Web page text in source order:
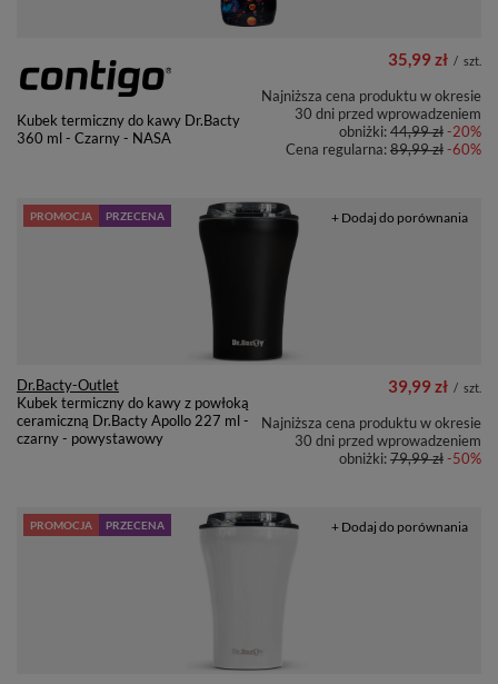
Kubek termiczny do kawy Dr.Bacty
360 ml - Czarny - NASA
35,99 zł / szt.
Najniższa cena produktu w okresie
30 dni przed wprowadzeniem
obniżki:44,99 zł-20%
Cena regularna:89,99 zł-60%
PROMOCJA PRZECENA
Dr.Bacty-Outlet
Kubek termiczny do kawy z powłoką
ceramiczną Dr.Bacty Apollo 227 ml -
czarny - powystawowy
39,99 zł / szt.
Najniższa cena produktu w okresie
30 dni przed wprowadzeniem
obniżki:79,99 zł-50%
+ Dodaj do porównania
PROMOCJA PRZECENA + Dodaj do porównania